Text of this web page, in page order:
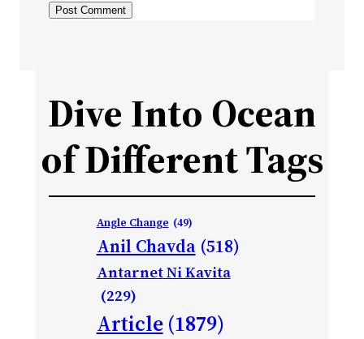
Dive Into Ocean
of Different Tags
Angle Change (49)
Anil Chavda (518)
Antarnet Ni Kavita
(229)
Article (1879)